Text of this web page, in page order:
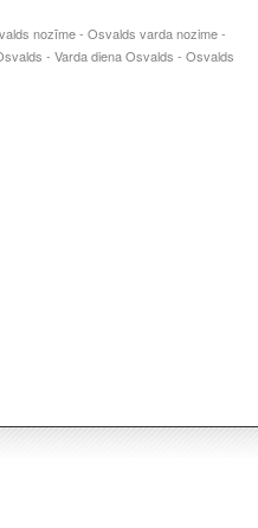
nozīme - Osvalds varda nozime -
- Varda diena Osvalds - Osvalds